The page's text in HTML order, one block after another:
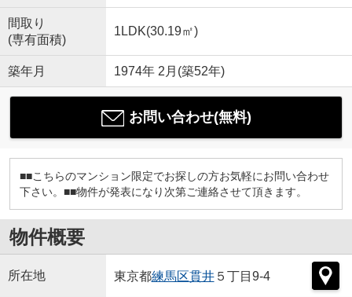
間取り
(専有面積)
1LDK(30.19㎡)
築年月 1974年 2月(築52年)
お問い合わせ(無料)
■■こちらのマンション限定でお探しの方お気軽にお問い合わせ
下さい。■■物件が発表になり次第ご連絡させて頂きます。
物件概要
所在地 東京都練馬区貫井５丁目9-4